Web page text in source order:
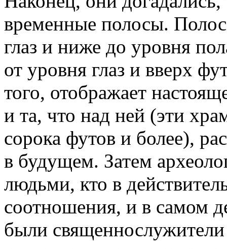
временные полосы.
глаз и ниже до уровня
от уровня глаз и вверх
того, отображает
и та, что над ней (эти
сорока футов и более),
в будущем. Затем
людьми, кто в
соотношения, и в самом
были